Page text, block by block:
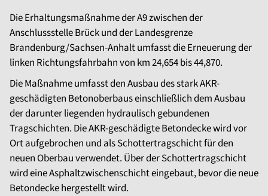
Die Erhaltungsmaßnahme der A9 zwischen der
Anschlussstelle Brück und der Landesgrenze
Brandenburg/Sachsen-Anhalt umfasst die Erneuerung der
linken Richtungsfahrbahn von km 24,654 bis 44,870.
Die Maßnahme umfasst den Ausbau des stark AKR-
geschädigten Betonoberbaus einschließlich dem Ausbau
der darunter liegenden hydraulisch gebundenen
Tragschichten. Die AKR-geschädigte Betondecke wird vor
Ort aufgebrochen und als Schottertragschicht für den
neuen Oberbau verwendet. Über der Schottertragschicht
wird eine Asphaltzwischenschicht eingebaut, bevor die neue
Betondecke hergestellt wird.